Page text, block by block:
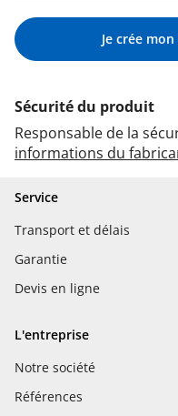
Je crée
Sécurité du produit
Responsable de la
informations du
Service
Transport et délais
Garantie
Devis en ligne
L'entreprise
Notre société
Références